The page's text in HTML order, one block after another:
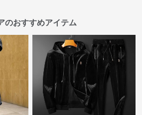
のおすすめアイテム